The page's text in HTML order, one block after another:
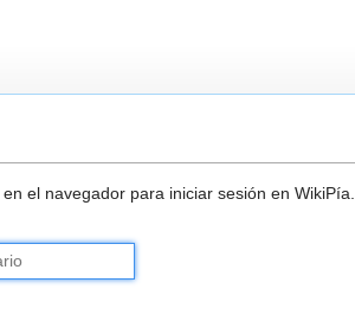
en el navegador para iniciar sesión en WikiPía.